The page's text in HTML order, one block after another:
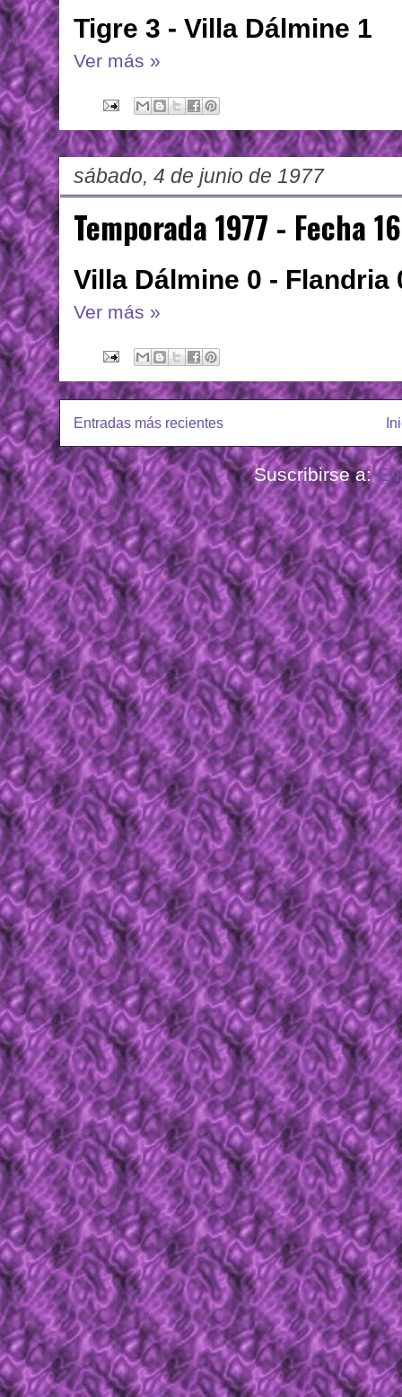
Tigre 3 - Villa Dálmine 1
Ver más »
sábado, 4 de junio de 1977
Temporada 1977 - Fecha 16
Villa Dálmine 0 - Flandria
Ver más »
Entradas más recientes
Suscribirse a: